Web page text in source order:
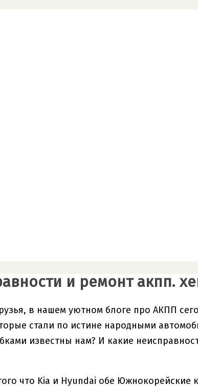
и ремонт акпп.
в нашем уютном блоге про АКПП
стали по истине народными
известны нам? И какие
что Kia и Hyundai обе